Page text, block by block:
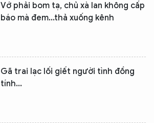
Vớ phải bom tạ, chủ xà lan không cấp
báo mà đem...thả xuống kênh
Gã trai lạc lối giết người tình đồng
tính...